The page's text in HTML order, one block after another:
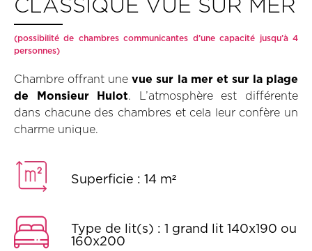
CLASSIQUE VUE SUR MER
(possibilité de chambres communicantes d’une capacité jusqu’à 4
personnes)
Chambre offrant unevue sur la mer et sur la plage
de Monsieur Hulot. L’atmosphère est différente
dans chacune des chambres et cela leur confère un
charme unique.
Superficie : 14 m²
Type de lit(s) : 1 grand lit 140x190 ou
160x200